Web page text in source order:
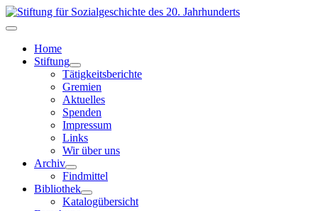
Home
Stiftung
Tätigkeitsberichte
Gremien
Aktuelles
Spenden
Impressum
Links
Wir über uns
Archiv
Findmittel
Bibliothek
Katalogübersicht